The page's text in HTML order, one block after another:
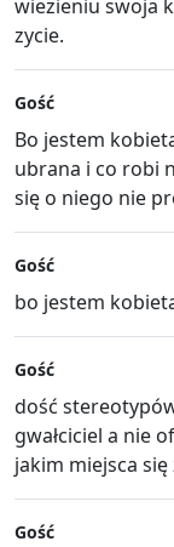
wiezieniu swoja
zycie.
Gość
Bo jestem
ubrana i co robi
się o niego nie
Gość
bo jestem
Gość
dość
gwałciciel a nie
jakim miejsca się
Gość